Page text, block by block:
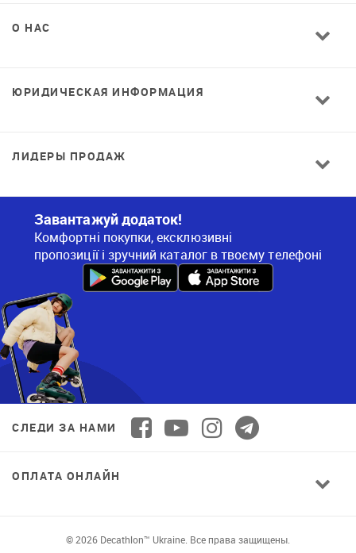
О НАС
ЮРИДИЧЕСКАЯ ИНФОРМАЦИЯ
ЛИДЕРЫ ПРОДАЖ
Завантажуй додаток!
Комфортні покупки, ексклюзивні
пропозиції і зручний каталог в твоєму телефоні
СЛЕДИ ЗА НАМИ
ОПЛАТА ОНЛАЙН
© 2026 Decathlon™ Ukraine. Все права защищены.